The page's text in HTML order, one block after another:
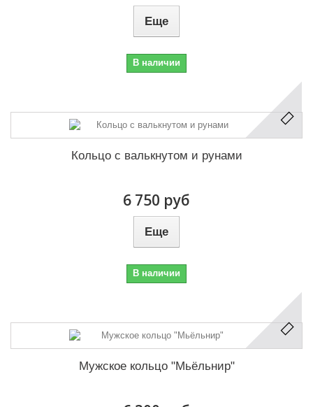
Еще
В наличии
Кольцо с валькнутом и рунами
6 750 руб
Еще
В наличии
Мужское кольцо "Мьёльнир"